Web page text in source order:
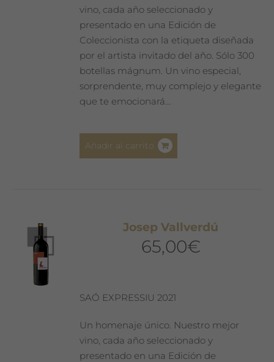
vino, cada año seleccionado y
presentado en una Edición de
Coleccionista con la etiqueta diseñada
por el artista invitado del año. Sólo 300
botellas mágnum. Un vino especial,
sorprendente, muy complejo y elegante
que te emocionará…
Añadir al carrito
Josep Vallverdú
65,00€
SAÓ EXPRESSIU 2021
Un homenaje único. Nuestro mejor
vino, cada año seleccionado y
presentado en una Edición de